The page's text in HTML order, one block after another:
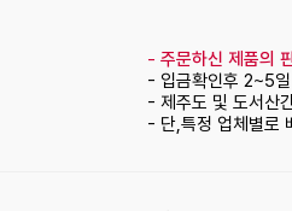
- 주문하신 제품의
- 입금확인후 2~5
- 제주도 및 도서산
- 단,특정 업체별로